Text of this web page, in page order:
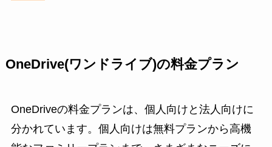
OneDrive(ワンドライブ)の料金プラン
OneDriveの料金プランは、個人向けと法人向けに
分かれています。個人向けは無料プランから高機